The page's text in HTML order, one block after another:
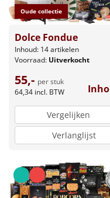
Oude collectie
Dolce Fondue
Inhoud: 14 artikelen
Voorraad: Uitverkocht
55,- per stuk
64,34 incl. BTW
Vergelijken
Verlanglijst